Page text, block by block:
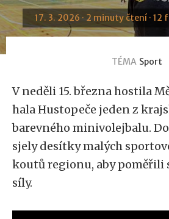
17. 3. 2026 · 2 minuty čtení · 12
TÉMA Sport
V neděli 15. března hostila
hala Hustopeče jeden z
barevného minivolejbalu.
sjely desítky malých
koutů regionu, aby poměřili
síly.